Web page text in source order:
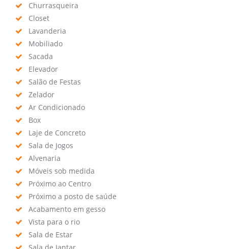
Churrasqueira
Closet
Lavanderia
Mobiliado
Sacada
Elevador
Salão de Festas
Zelador
Ar Condicionado
Box
Laje de Concreto
Sala de Jogos
Alvenaria
Móveis sob medida
Próximo ao Centro
Próximo a posto de saúde
Acabamento em gesso
Vista para o rio
Sala de Estar